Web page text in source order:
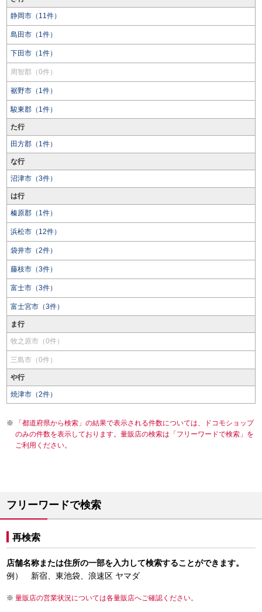
静岡市（11件）
島田市（1件）
下田市（1件）
周智郡（0件）
裾野市（1件）
駿東郡（1件）
た行
田方郡（1件）
な行
沼津市（3件）
は行
榛原郡（1件）
浜松市（12件）
袋井市（2件）
藤枝市（3件）
富士市（3件）
富士宮市（3件）
ま行
牧之原市（0件）
三島市（0件）
や行
焼津市（2件）
「都道府県から検索」の結果で表示される件数については、ドコモショップ
のみの件数を表示しております。量販店の検索は「フリーワードで検索」を
ご利用ください。
フリーワードで検索
再検索
店舗名称または住所の一部を入力して検索することができます。
例） 新宿、東池袋、浪速区 ヤマダ
量販店の営業状況については各量販店へご確認ください。